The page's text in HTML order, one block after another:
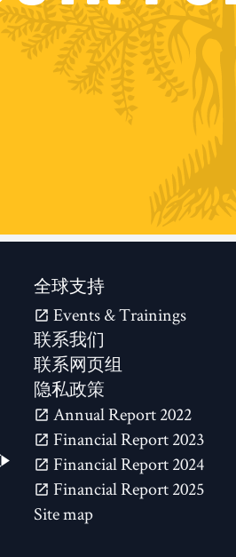
Follow XR
全球支持
Events & Trainings
联系我们
联系网页组
隐私政策
2022 Annual Report
2023 Financial Report
2024 Financial Report
2025 Financial Report
Site map